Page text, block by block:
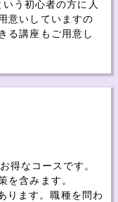
う初心者の方に人
意いしていますの
る講座もご用意し
得なコースです。
を含みます。
ります。職種を問わ